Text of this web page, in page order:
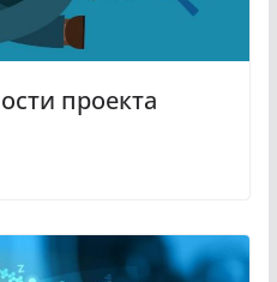
проекта